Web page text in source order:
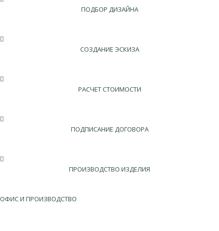
ПОДБОР ДИЗАЙНА
СОЗДАНИЕ ЭСКИЗА
РАСЧЕТ СТОИМОСТИ
ПОДПИСАНИЕ ДОГОВОРА
ПРОИЗВОДСТВО ИЗДЕЛИЯ
ОФИС И ПРОИЗВОДСТВО